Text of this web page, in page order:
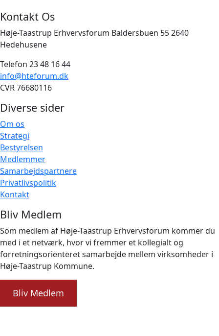
Kontakt Os
Høje-Taastrup Erhvervsforum Baldersbuen 55 2640
Hedehusene
Telefon 23 48 16 44
info@hteforum.dk
CVR 76680116
Diverse sider
Om os
Strategi
Bestyrelsen
Medlemmer
Samarbejdspartnere
Privatlivspolitik
Kontakt
Bliv Medlem
Som medlem af Høje-Taastrup Erhvervsforum kommer du
med i et netværk, hvor vi fremmer et kollegialt og
forretningsorienteret samarbejde mellem virksomheder i
Høje-Taastrup Kommune.
Bliv Medlem